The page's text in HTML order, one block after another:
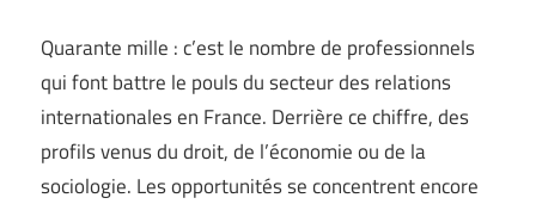
Quarante mille : c’est le nombre de professionnels
qui font battre le pouls du secteur des relations
internationales en France. Derrière ce chiffre, des
profils venus du droit, de l’économie ou de la
sociologie. Les opportunités se concentrent encore